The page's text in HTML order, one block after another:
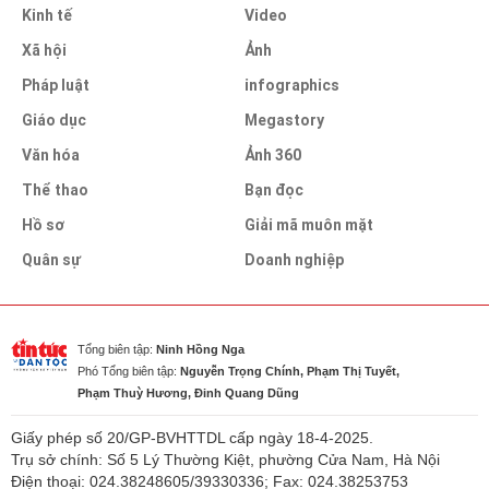
Kinh tế
Xã hội
Pháp luật
Giáo dục
Văn hóa
Thể thao
Hồ sơ
Quân sự
Video
Ảnh
infographics
Megastory
Ảnh 360
Bạn đọc
Giải mã muôn mặt
Doanh nghiệp
Tổng biên tập: Ninh Hồng Nga
Phó Tổng biên tập: Nguyễn Trọng Chính, Phạm Thị Tuyết,
Phạm Thuỳ Hương, Đinh Quang Dũng
Giấy phép số 20/GP-BVHTTDL cấp ngày 18-4-2025.
Trụ sở chính: Số 5 Lý Thường Kiệt, phường Cửa Nam, Hà Nội
Điện thoại: 024.38248605/39330336; Fax: 024.38253753